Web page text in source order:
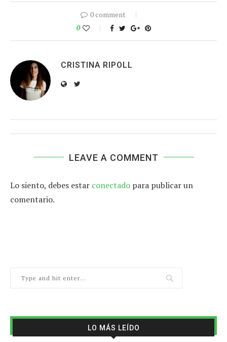
0 comment
0
CRISTINA RIPOLL
LEAVE A COMMENT
Lo siento, debes estar conectado para publicar un
comentario.
LO MÁS LEÍDO